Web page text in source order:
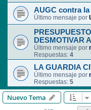
AUGC contra
Último mensaje por
DESMOTIVAR
Último mensaje por
Respuestas: 4
LA GUARDIA
Último mensaje por
Respuestas: 5
Nuevo Tema